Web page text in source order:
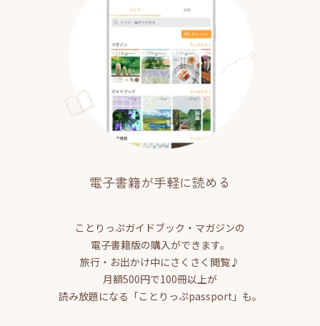
電子書籍が手軽に読める
ことりっぷガイドブック・マガジンの
電子書籍版の購入ができます。
旅行・お出かけ中にさくさく閲覧♪
月額500円で100冊以上が
読み放題になる「ことりっぷpassport」も。